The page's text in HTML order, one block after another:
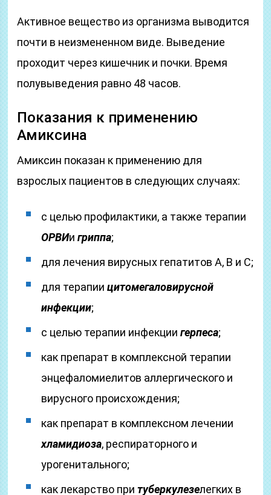
Активное вещество из организма выводится
почти в неизмененном виде. Выведение
проходит через кишечник и почки. Время
полувыведения равно 48 часов.
Показания к применению
Амиксина
Амиксин показан к применению для
взрослых пациентов в следующих случаях:
с целью профилактики, а также терапии
ОРВИигриппа;
для лечения вирусных гепатитов А, В и С;
для терапиицитомегаловирусной
инфекции;
с целью терапии инфекциигерпеса;
как препарат в комплексной терапии
энцефаломиелитов аллергического и
вирусного происхождения;
как препарат в комплексном лечении
хламидиоза, респираторного и
урогенитального;
как лекарство притуберкулезелегких в